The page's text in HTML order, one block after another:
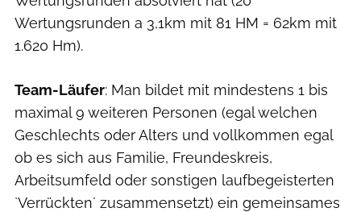
Wertungsrunden a 3,1km mit 81 HM = 62km mit
1.620 Hm).
Team-Läufer: Man bildet mit mindestens 1 bis
maximal 9 weiteren Personen (egal welchen
Geschlechts oder Alters und vollkommen egal
ob es sich aus Familie, Freundeskreis,
Arbeitsumfeld oder sonstigen laufbegeisterten
`Verrückten´ zusammensetzt) ein gemeinsames